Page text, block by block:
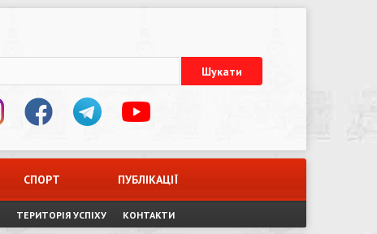
СПОРТ ПУБЛІКАЦІЇ
ТЕРИТОРІЯ УСПІХУ КОНТАКТИ